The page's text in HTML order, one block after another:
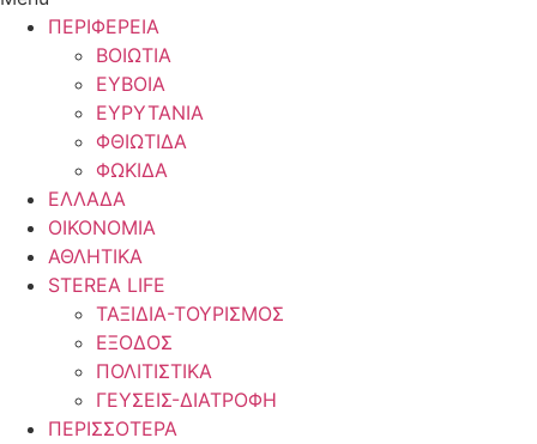
ΠΕΡΙΦΕΡΕΙΑ
ΒΟΙΩΤΙΑ
ΕΥΒΟΙΑ
ΕΥΡΥΤΑΝΙΑ
ΦΘΙΩΤΙΔΑ
ΦΩΚΙΔΑ
ΕΛΛΑΔΑ
ΟΙΚΟΝΟΜΙΑ
ΑΘΛΗΤΙΚΑ
STEREA LIFE
ΤΑΞΙΔΙΑ-ΤΟΥΡΙΣΜΟΣ
ΕΞΟΔΟΣ
ΠΟΛΙΤΙΣΤΙΚΑ
ΓΕΥΣΕΙΣ-ΔΙΑΤΡΟΦΗ
ΠΕΡΙΣΣΟΤΕΡΑ